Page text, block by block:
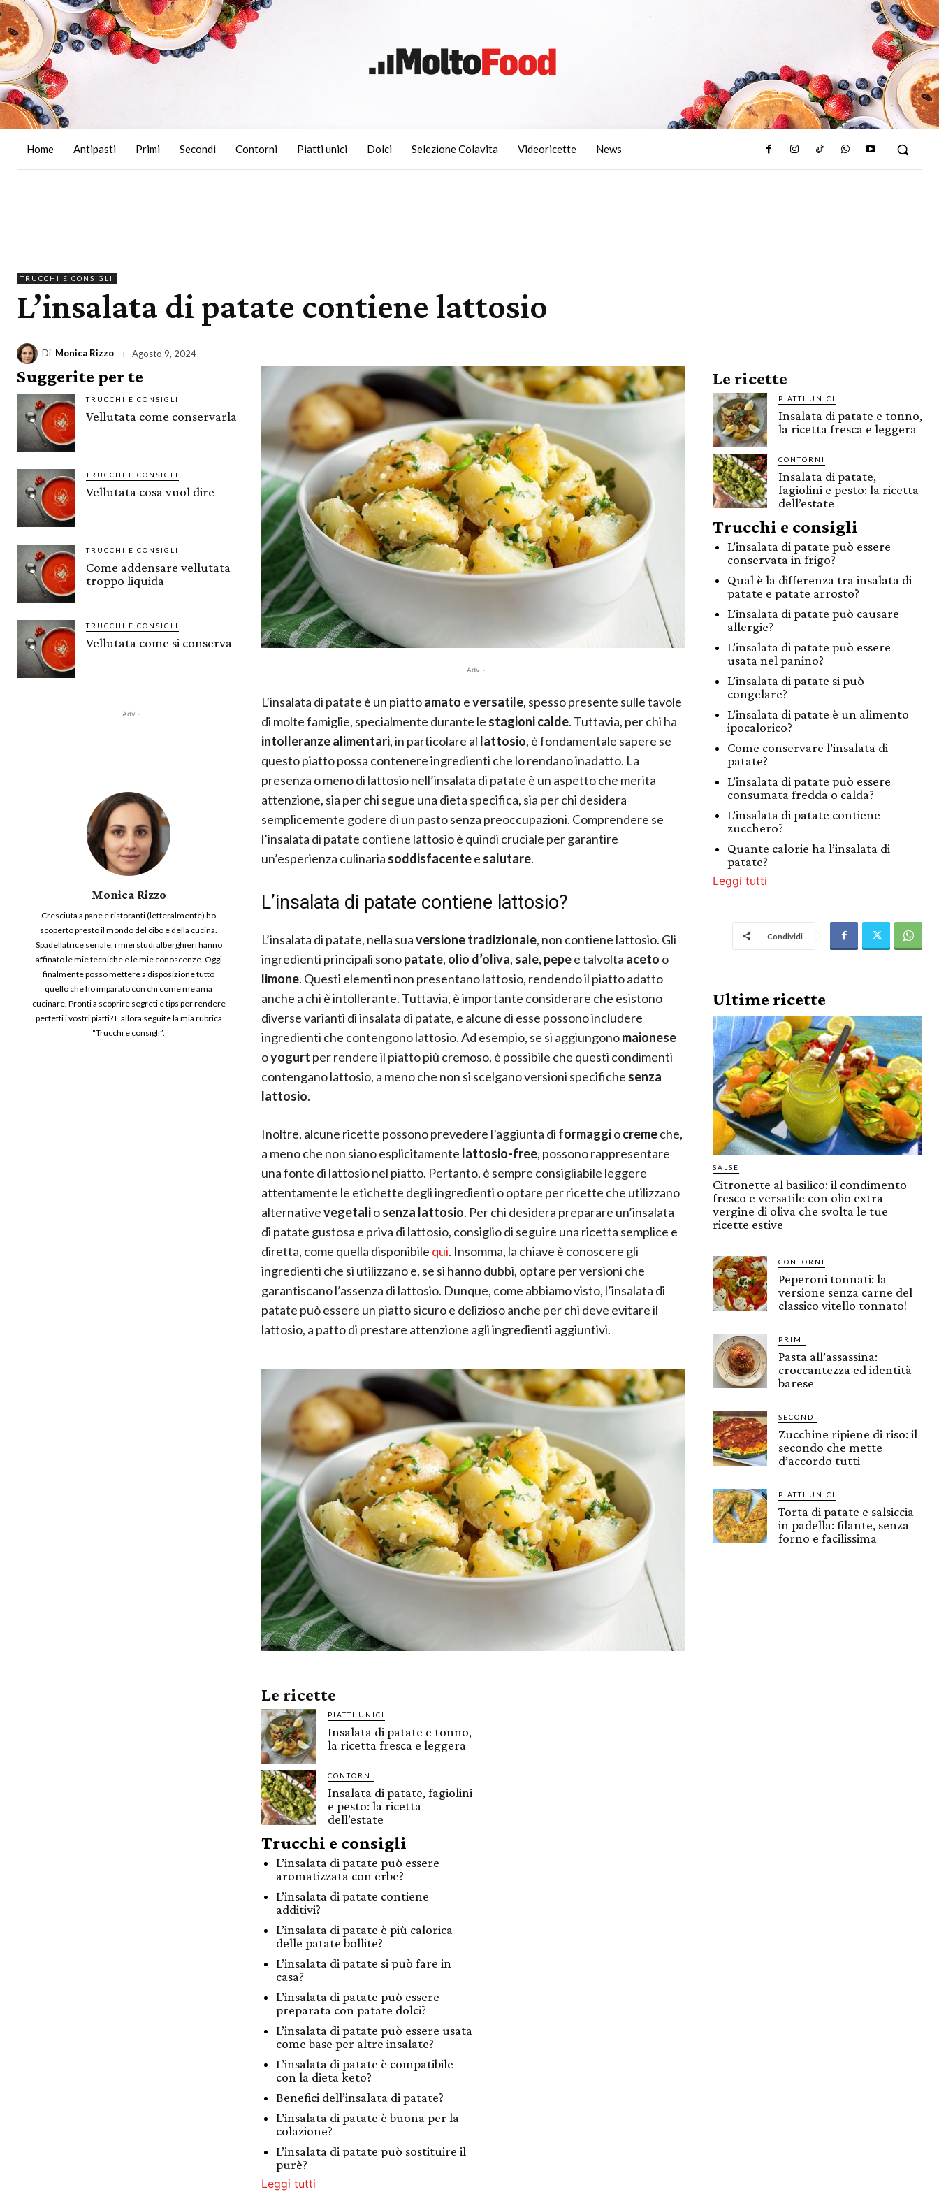
Home Antipasti Primi Secondi Contorni Piatti unici Dolci Selezione Colavita Videoricette News
TRUCCHI E CONSIGLI
L’insalata di patate contiene lattosio
Di Monica Rizzo Agosto 9, 2024
Suggerite per te
TRUCCHI E CONSIGLI
Vellutata come conservarla
TRUCCHI E CONSIGLI
Vellutata cosa vuol dire
TRUCCHI E CONSIGLI
Come addensare vellutata
troppo liquida
TRUCCHI E CONSIGLI
Vellutata come si conserva
- Adv -
Monica Rizzo
Cresciuta a pane e ristoranti (letteralmente) ho
scoperto presto il mondo del cibo e della cucina.
Spadellatrice seriale, i miei studi alberghieri hanno
affinato le mie tecniche e le mie conoscenze. Oggi
finalmente posso mettere a disposizione tutto
quello che ho imparato con chi come me ama
cucinare. Pronti a scoprire segreti e tips per rendere
perfetti i vostri piatti? E allora seguite la mia rubrica
“Trucchi e consigli”.
- Adv -
L’insalata di patate è un piattoamato eversatile, spesso presente sulle tavole
di molte famiglie, specialmente durante le stagioni calde. Tuttavia, per chi ha
intolleranze alimentari, in particolare al lattosio, è fondamentale sapere se
questo piatto possa contenere ingredienti che lo rendano inadatto. La
presenza o meno di lattosio nell’insalata di patate è un aspetto che merita
attenzione, sia per chi segue una dieta specifica, sia per chi desidera
semplicemente godere di un pasto senza preoccupazioni. Comprendere se
l’insalata di patate contiene lattosio è quindi cruciale per garantire
un’esperienza culinaria soddisfacentee salutare.
L’insalata di patate contiene lattosio?
L’insalata di patate, nella suaversione tradizionale, non contiene lattosio. Gli
ingredienti principali sonopatate, olio d’oliva, sale, pepee talvolta aceto o
limone. Questi elementi non presentano lattosio, rendendo il piatto adatto
anche a chi è intollerante. Tuttavia, è importante considerare che esistono
diverse varianti di insalata di patate, e alcune di esse possono includere
ingredienti che contengono lattosio. Ad esempio, se si aggiungonomaionese
oyogurt per rendere il piatto più cremoso, è possibile che questi condimenti
contengano lattosio, a meno che non si scelgano versioni specifiche senza
lattosio.
Inoltre, alcune ricette possono prevedere l’aggiunta di formaggiocremeche,
a meno che non siano esplicitamente lattosio-free, possono rappresentare
una fonte di lattosio nel piatto. Pertanto, è sempre consigliabile leggere
attentamente le etichette degli ingredienti o optare per ricette che utilizzano
alternativevegetaliosenza lattosio. Per chi desidera preparare un’insalata
di patate gustosa e priva di lattosio, consiglio di seguire una ricetta semplice e
diretta, come quella disponibile qui. Insomma, la chiave è conoscere gli
ingredienti che si utilizzano e, se si hanno dubbi, optare per versioni che
garantiscano l’assenza di lattosio. Dunque, come abbiamo visto, l’insalata di
patate può essere un piatto sicuro e delizioso anche per chi deve evitare il
lattosio, a patto di prestare attenzione agli ingredienti aggiuntivi.
Le ricette
PIATTI UNICI
Insalata di patate e tonno,
la ricetta fresca e leggera
CONTORNI
Insalata di patate, fagiolini
e pesto: la ricetta
dell’estate
Trucchi e consigli
L’insalata di patate può essere
aromatizzata con erbe?
L’insalata di patate contiene
additivi?
L’insalata di patate è più calorica
delle patate bollite?
L’insalata di patate si può fare in
casa?
L’insalata di patate può essere
preparata con patate dolci?
L’insalata di patate può essere usata
come base per altre insalate?
L’insalata di patate è compatibile
con la dieta keto?
Benefici dell’insalata di patate?
L’insalata di patate è buona per la
colazione?
L’insalata di patate può sostituire il
purè?
Leggi tutti
Le ricette
PIATTI UNICI
Insalata di patate e tonno,
la ricetta fresca e leggera
CONTORNI
Insalata di patate,
fagiolini e pesto: la ricetta
dell’estate
Trucchi e consigli
L’insalata di patate può essere
conservata in frigo?
Qual è la differenza tra insalata di
patate e patate arrosto?
L’insalata di patate può causare
allergie?
L’insalata di patate può essere
usata nel panino?
L’insalata di patate si può
congelare?
L’insalata di patate è un alimento
ipocalorico?
Come conservare l’insalata di
patate?
L’insalata di patate può essere
consumata fredda o calda?
L’insalata di patate contiene
zucchero?
Quante calorie ha l’insalata di
patate?
Leggi tutti
Condividi
Ultime ricette
SALSE
Citronette al basilico: il condimento
fresco e versatile con olio extra
vergine di oliva che svolta le tue
ricette estive
CONTORNI
Peperoni tonnati: la
versione senza carne del
classico vitello tonnato!
PRIMI
Pasta all’assassina:
croccantezza ed identità
barese
SECONDI
Zucchine ripiene di riso: il
secondo che mette
d’accordo tutti
PIATTI UNICI
Torta di patate e salsiccia
in padella: filante, senza
forno e facilissima